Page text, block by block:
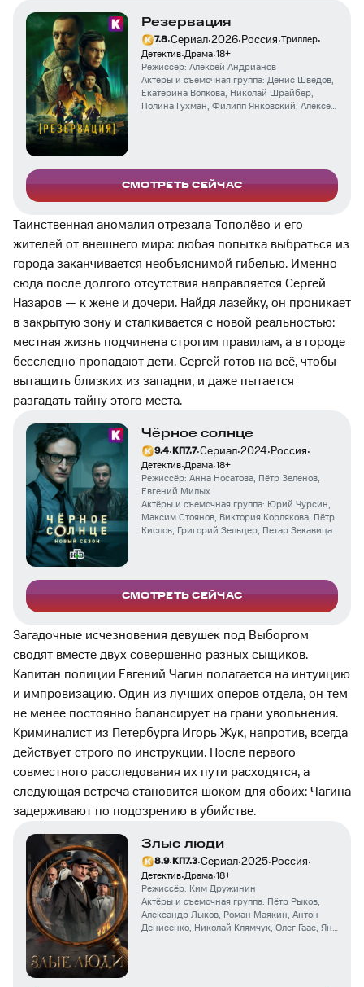
Резервация
7.8·Сериал·2026·Россия·Триллер·
Детектив·Драма·18+
Режиссёр: Алексей Андрианов
Актёры и съемочная группа: Денис Шведов,
Екатерина Волкова, Николай Шрайбер,
Полина Гухман, Филипп Янковский, Алексей
СМОТРЕТЬ СЕЙЧАС
Таинственная аномалия отрезала Тополёво и его
жителей от внешнего мира: любая попытка выбраться из
города заканчивается необъяснимой гибелью. Именно
сюда после долгого отсутствия направляется Сергей
Назаров — к жене и дочери. Найдя лазейку, он проникает
в закрытую зону и сталкивается с новой реальностью:
местная жизнь подчинена строгим правилам, а в городе
бесследно пропадают дети. Сергей готов на всё, чтобы
вытащить близких из западни, и даже пытается
разгадать тайну этого места.
Чёрное солнце
9.4·КП7.7·Сериал·2024·Россия·
Детектив·Драма·18+
Режиссёр: Анна Носатова, Пётр Зеленов,
Евгений Милых
Актёры и съемочная группа: Юрий Чурсин,
Максим Стоянов, Виктория Корлякова, Пётр
Кислов, Григорий Зельцер, Петар Зекавица,
Петренко,Евгений Харитонов,Филипп
Азаров,Олег Доброван,Семён Арзуманов
СМОТРЕТЬ СЕЙЧАС
Загадочные исчезновения девушек под Выборгом
сводят вместе двух совершенно разных сыщиков.
Капитан полиции Евгений Чагин полагается на интуицию
и импровизацию. Один из лучших оперов отдела, он тем
не менее постоянно балансирует на грани увольнения.
Криминалист из Петербурга Игорь Жук, напротив, всегда
действует строго по инструкции. После первого
совместного расследования их пути расходятся, а
следующая встреча становится шоком для обоих: Чагина
задерживают по подозрению в убийстве.
Злые люди
8.9·КП7.3·Сериал·2025·Россия·
Детектив·Драма·18+
Режиссёр: Ким Дружинин
Актёры и съемочная группа: Пётр Рыков,
Александр Лыков, Роман Маякин, Антон
Денисенко, Николай Клямчук, Олег Гаас, Ян